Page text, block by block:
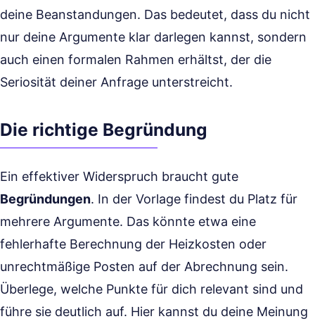
deine Beanstandungen. Das bedeutet, dass du nicht
nur deine Argumente klar darlegen kannst, sondern
auch einen formalen Rahmen erhältst, der die
Seriosität deiner Anfrage unterstreicht.
Die richtige Begründung
Ein effektiver Widerspruch braucht gute
Begründungen. In der Vorlage findest du Platz für
mehrere Argumente. Das könnte etwa eine
fehlerhafte Berechnung der Heizkosten oder
unrechtmäßige Posten auf der Abrechnung sein.
Überlege, welche Punkte für dich relevant sind und
führe sie deutlich auf. Hier kannst du deine Meinung